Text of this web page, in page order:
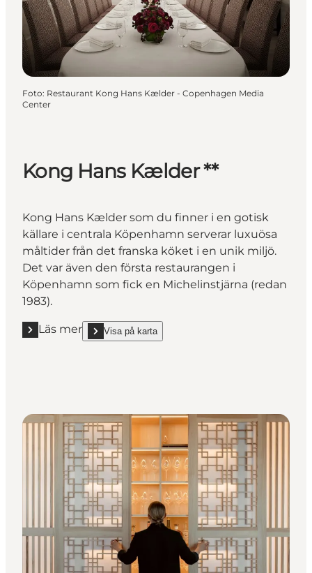
Foto: Restaurant Kong Hans Kælder - Copenhagen Media
Center
Kong Hans Kælder **
Kong Hans Kælder som du finner i en gotisk
källare i centrala Köpenhamn serverar luxuösa
måltider från det franska köket i en unik miljö.
Det var även den första restaurangen i
Köpenhamn som fick en Michelinstjärna (redan
1983).
Läs mer
Läs mer "Kong Hans Kælder **"
Visa på karta
show Kong Hans Kælder ** on_map